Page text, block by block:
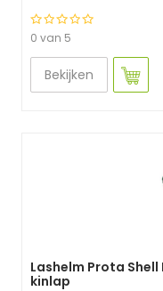
0 van 5
Bekijken
Lashelm Prota Shell
kinlap